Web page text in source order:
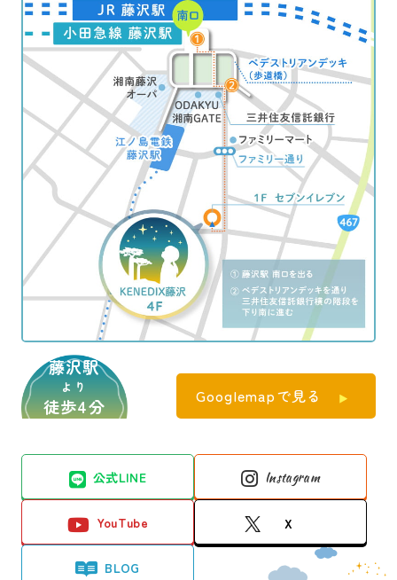
藤沢駅
より
徒歩4分 Googlemapで見る
公式LINE Instagram
YouTube X
BLOG